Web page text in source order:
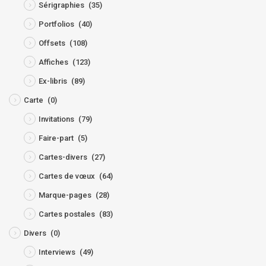
Sérigraphies (35)
Portfolios (40)
Offsets (108)
Affiches (123)
Ex-libris (89)
Carte (0)
Invitations (79)
Faire-part (5)
Cartes-divers (27)
Cartes de vœux (64)
Marque-pages (28)
Cartes postales (83)
Divers (0)
Interviews (49)